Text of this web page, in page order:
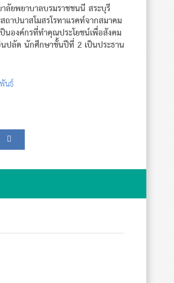
ลัยพยาบาลบรมราชชนนี สระบุรี
าปนาสโมสรโรทาแรคท์จากสมาคม
นองค์กรที่ทําคุณประโยชน์เพื่อสังคม
นปลัด นักศึกษาชั้นปีที่ 2 เป็นประธาน
นธ์